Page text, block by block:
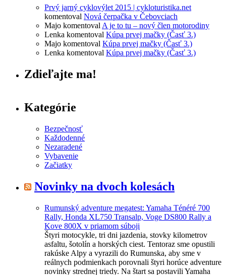
Prvý jarný cyklovýlet 2015 | cykloturistika.net
komentoval Nová čerpačka v Čebovciach
Majo komentoval A je to tu – nový člen motorodiny
Lenka komentoval Kúpa prvej mačky (Časť 3.)
Majo komentoval Kúpa prvej mačky (Časť 3.)
Lenka komentoval Kúpa prvej mačky (Časť 3.)
Zdieľajte ma!
Kategórie
Bezpečnosť
Každodenné
Nezaradené
Vybavenie
Začiatky
Novinky na dvoch kolesách
Rumunský adventure megatest: Yamaha Ténéré 700
Rally, Honda XL750 Transalp, Voge DS800 Rally a
Kove 800X v priamom súboji
Štyri motocykle, tri dni jazdenia, stovky kilometrov
asfaltu, šotolín a horských ciest. Tentoraz sme opustili
rakúske Alpy a vyrazili do Rumunska, aby sme v
reálnych podmienkach porovnali štyri horúce adventure
novinky strednej triedy. Na štart sa postavili Yamaha